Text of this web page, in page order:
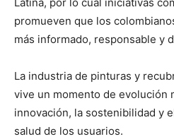
Latina, por lo cual iniciativas
promueven que los
más informado, responsable y
La industria de pinturas y
vive un momento de evolución
innovación, la sostenibilidad y
salud de los usuarios.